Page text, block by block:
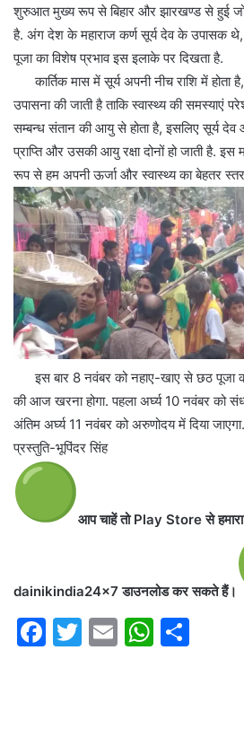
शुरुआत मुख्य रूप से बिहार और झारखण्ड से हुई
है. अंग देश के महाराज कर्ण सूर्य देव के उपासक
पूजा का विशेष प्रभाव इस इलाके पर दिखता है.
कार्तिक मास में सूर्य अपनी नीच राशि में होता
उपासना की जाती है ताकि स्वास्थ्य की समस्याएं
सम्बन्ध संतान की आयु से होता है, इसलिए सूर्य देव
प्राप्ति और उसकी आयु रक्षा दोनों हो जाती है. इस
रूप से हम अपनी ऊर्जा और स्वास्थ्य का बेहतर
इस बार 8 नवंबर को नहाए-खाए से छठ पूजा
की आज खरना होगा. पहला अर्घ्य 10 नवंबर को
अंतिम अर्घ्य 11 नवंबर को अरुणोदय में दिया जाएगा.
प्रस्तुति-भूपिंदर सिंह
आप चाहें तो Play Store से हमारा
dainikindia24x7 डाउनलोड कर सकतेहैं।
F
T
E
W